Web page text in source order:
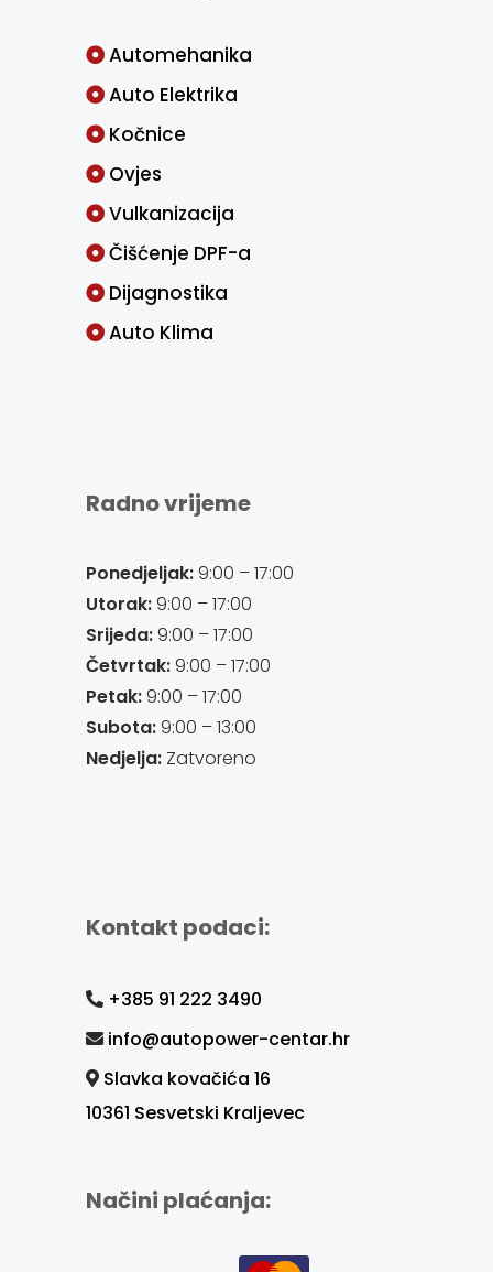
Automehanika
Auto Elektrika
Kočnice
Ovjes
Vulkanizacija
Čišćenje DPF-a
Dijagnostika
Auto Klima
Radno vrijeme
Ponedjeljak:9:00 – 17:00
Utorak:9:00 – 17:00
Srijeda:9:00 – 17:00
Četvrtak:9:00 – 17:00
Petak:9:00 – 17:00
Subota:9:00 – 13:00
Nedjelja:Zatvoreno
Kontakt podaci:
+385 91 222 3490
info@autopower-centar.hr
Slavka kovačića 16
10361 Sesvetski Kraljevec
Načini plaćanja: